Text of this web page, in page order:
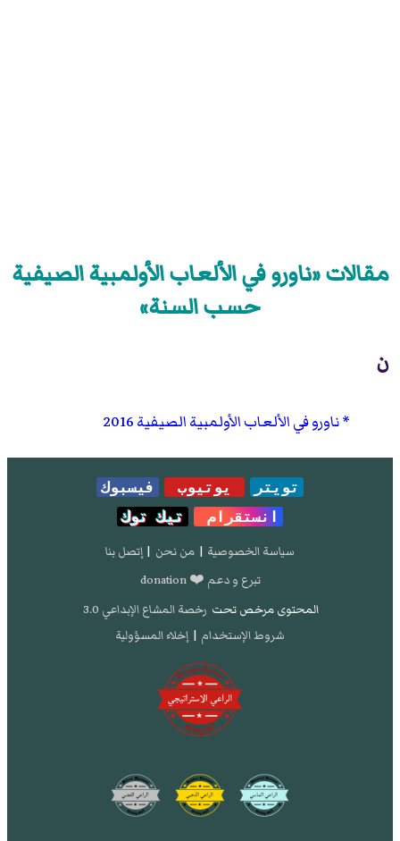
مقالات «ناورو في الألعاب الأولمبية الصيفية
حسب السنة»
ن
ناورو في الألعاب الأولمبية الصيفية 2016
تويتر يوتيوب
فيسبوك
انستقرام
تيك توك
سياسة الخصوصية | من نحن | إتصل بنا
تبرع و دعم ❤️ donation
المحتوى مرخص تحت رخصة المشاع الإبداعي 3.0
شروط الإستخدام | إخلاء المسؤولية